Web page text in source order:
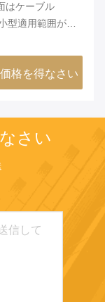
はケーブル
型適用範囲が広
格を得なさい
さい